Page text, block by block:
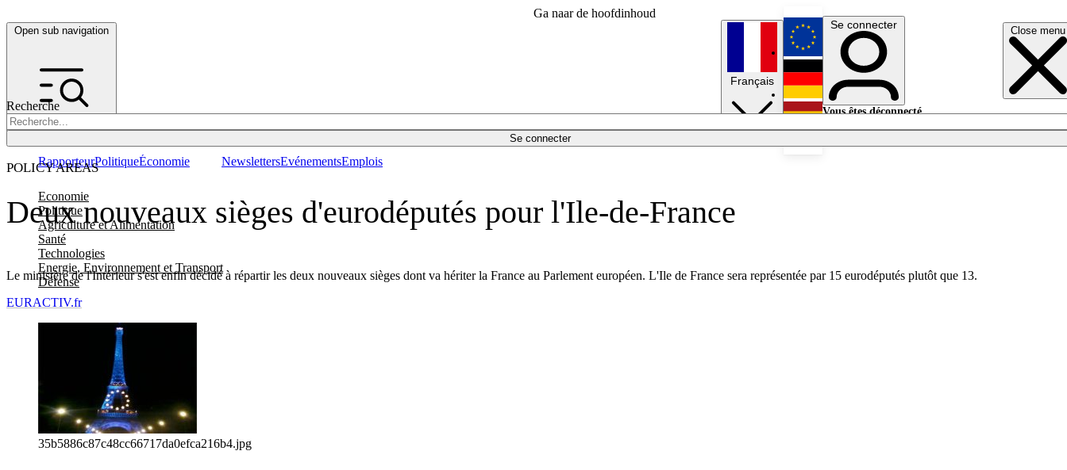
Ga naar de hoofdinhoud
Open sub navigation Close menu
Recherche
Se connecter
POLICY AREAS
Economie
Politique
Agriculture et Alimentation
Santé
Technologies
Energie, Environnement et Transport
Défense
RapporteurPolitiqueÉconomie NewslettersEvénementsEmplois
Français
English
Deutsch
Se connecter
Vous êtes déconnecté.
Deux nouveaux sièges d'eurodéputés pour l'Ile-de-France
Le ministère de l'Intérieur s'est enfin décidé à répartir les deux nouveaux sièges dont va hériter la France au Parlement européen. L'Ile de France sera représentée par 15 eurodéputés plutôt que 13.
EURACTIV.fr
35b5886c87c48cc66717da0efca216b4.jpg